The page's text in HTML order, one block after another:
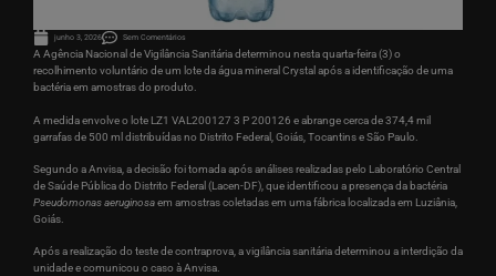
junho 3, 2026 Sem Comentários
A Agência Nacional de Vigilância Sanitária determinou nesta quarta-feira (3) o
recolhimento voluntário de um lote da água mineral Crystal após a identificação de uma
bactéria em amostras do produto.
A medida envolve o lote LZ1 VAL200127 3 P 200126 e abrange cerca de 374,4 mil
garrafas de 500 ml distribuídas no Distrito Federal, Goiás, Tocantins e São Paulo.
Segundo a Anvisa, a decisão foi tomada após análises realizadas pelo Laboratório Central
de Saúde Pública do Distrito Federal (Lacen-DF), que identificou a presença da bactéria
Pseudomonas aeruginosaem amostras coletadas em uma fábrica localizada em Luziânia,
Goiás.
Após a realização do teste de contraprova, a vigilância sanitária determinou a interdição da
unidade e comunicou o caso à Anvisa.